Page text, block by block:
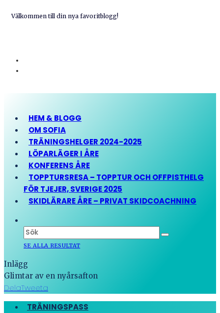
Välkommen till din nya favoritblogg!
HEM & BLOGG
OM SOFIA
TRÄNINGSHELGER 2024-2025
LÖPARLÄGER I ÅRE
KONFERENS ÅRE
TOPPTURSRESA – TOPPTUR OCH OFFPISTHELG
FÖR TJEJER, SVERIGE 2025
SKIDLÄRARE ÅRE – PRIVAT SKIDCOACHNING
SE ALLA RESULTAT
Inlägg
Glimtar av en nyårsafton
DelaTweeta
TRÄNINGSPASS